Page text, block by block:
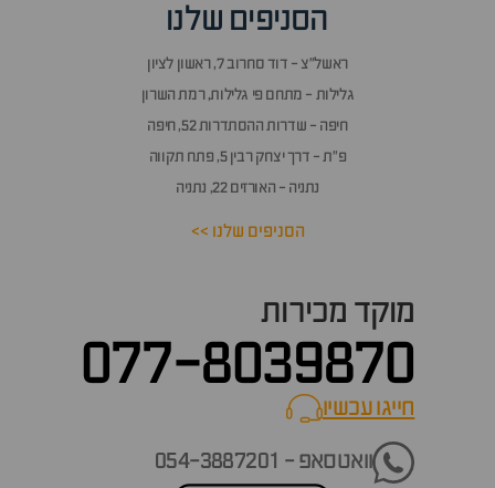
הסניפים שלנו
ראשל״צ - דוד סחרוב 7, ראשון לציון
גלילות - מתחם פי גלילות, רמת השרון
חיפה - שדרות ההסתדרות 52, חיפה
פ״ת - דרך יצחק רבין 5, פתח תקווה
נתניה - האורזים 22, נתניה
הסניפים שלנו >>
מוקד מכירות
077-8039870
חייגו עכשיוcall now
וואטסאפ - 054-3887201